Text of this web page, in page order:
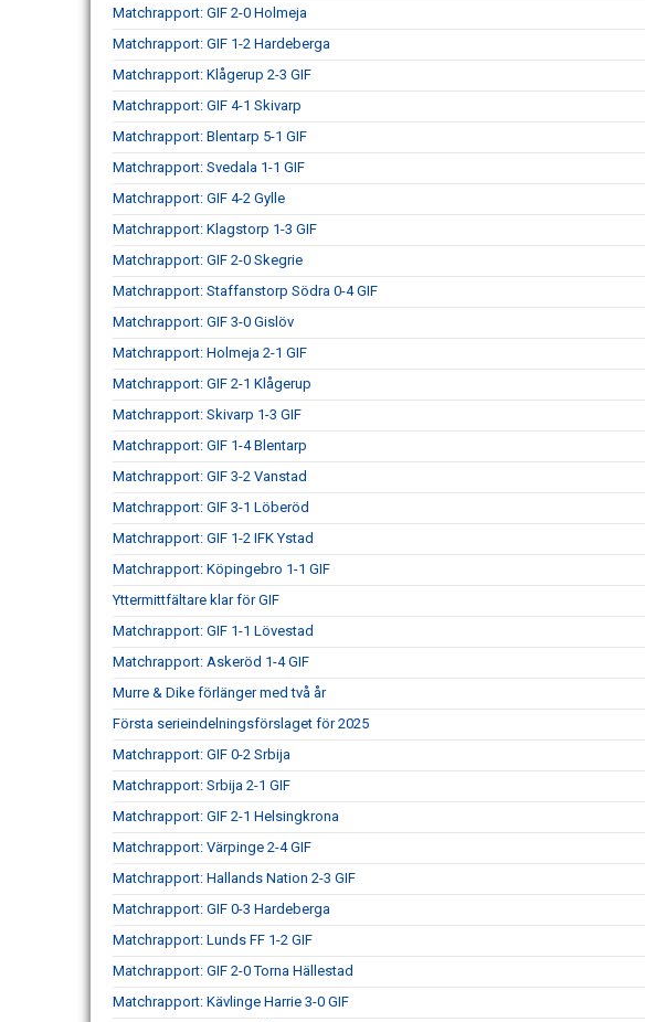
Matchrapport: GIF 2-0 Holmeja
Matchrapport: GIF 1-2 Hardeberga
Matchrapport: Klågerup 2-3 GIF
Matchrapport: GIF 4-1 Skivarp
Matchrapport: Blentarp 5-1 GIF
Matchrapport: Svedala 1-1 GIF
Matchrapport: GIF 4-2 Gylle
Matchrapport: Klagstorp 1-3 GIF
Matchrapport: GIF 2-0 Skegrie
Matchrapport: Staffanstorp Södra 0-4 GIF
Matchrapport: GIF 3-0 Gislöv
Matchrapport: Holmeja 2-1 GIF
Matchrapport: GIF 2-1 Klågerup
Matchrapport: Skivarp 1-3 GIF
Matchrapport: GIF 1-4 Blentarp
Matchrapport: GIF 3-2 Vanstad
Matchrapport: GIF 3-1 Löberöd
Matchrapport: GIF 1-2 IFK Ystad
Matchrapport: Köpingebro 1-1 GIF
Yttermittfältare klar för GIF
Matchrapport: GIF 1-1 Lövestad
Matchrapport: Askeröd 1-4 GIF
Murre & Dike förlänger med två år
Första serieindelningsförslaget för 2025
Matchrapport: GIF 0-2 Srbija
Matchrapport: Srbija 2-1 GIF
Matchrapport: GIF 2-1 Helsingkrona
Matchrapport: Värpinge 2-4 GIF
Matchrapport: Hallands Nation 2-3 GIF
Matchrapport: GIF 0-3 Hardeberga
Matchrapport: Lunds FF 1-2 GIF
Matchrapport: GIF 2-0 Torna Hällestad
Matchrapport: Kävlinge Harrie 3-0 GIF